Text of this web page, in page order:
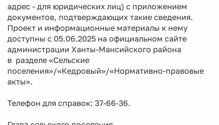
адрес - для юридических лиц) с приложением
документов, подтверждающих такие сведения.
Проект и информационные материалы к нему
доступны с 05.06.2025 на официальном сайте
администрации Ханты-Мансийского района
в разделе «Сельские
поселения»/«Кедровый»/«Нормативно-правовые
акты».
Телефон для справок: 37-66-36.